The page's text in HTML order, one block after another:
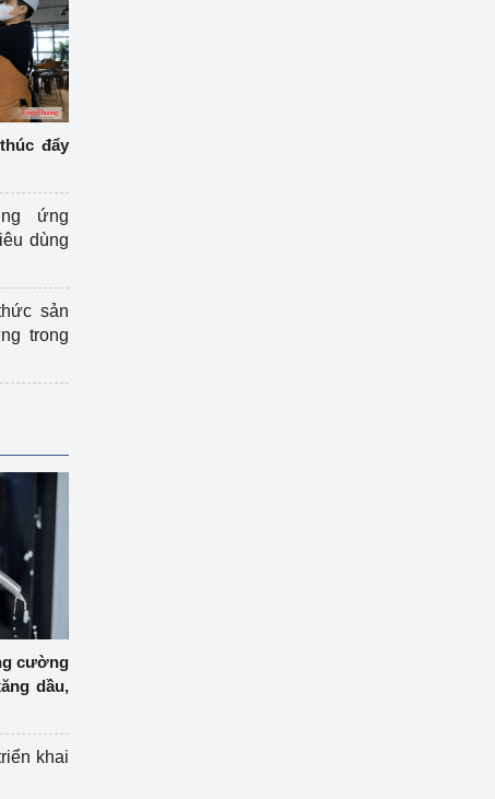
đẩy
ứng
dùng
sản
trong
cường
dầu,
khai